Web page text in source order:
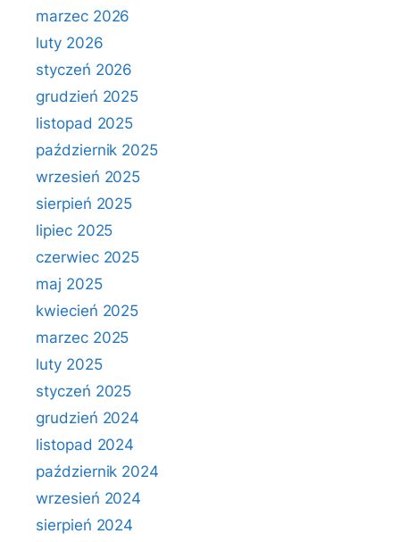
marzec 2026
luty 2026
styczeń 2026
grudzień 2025
listopad 2025
październik 2025
wrzesień 2025
sierpień 2025
lipiec 2025
czerwiec 2025
maj 2025
kwiecień 2025
marzec 2025
luty 2025
styczeń 2025
grudzień 2024
listopad 2024
październik 2024
wrzesień 2024
sierpień 2024